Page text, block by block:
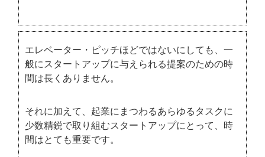
エレベーター・ピッチほどではないにしても、一
般にスタートアップに与えられる提案のための時
間は長くありません。
それに加えて、起業にまつわるあらゆるタスクに
少数精鋭で取り組むスタートアップにとって、時
間はとても重要です。